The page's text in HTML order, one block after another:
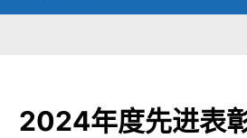
2024年度先进表